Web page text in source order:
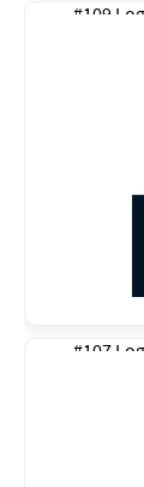
#109
#107